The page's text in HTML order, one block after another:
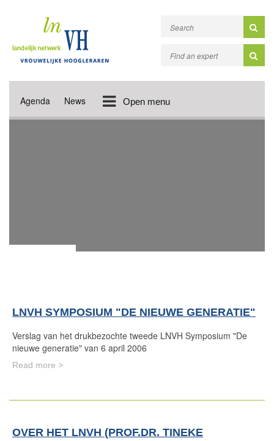
Agenda News Open menu
LNVH SYMPOSIUM "DE NIEUWE GENERATIE"
Verslag van het drukbezochte tweede LNVH Symposium "De
nieuwe generatie" van 6 april 2006
Read more >
OVER HET LNVH (PROF.DR. TINEKE